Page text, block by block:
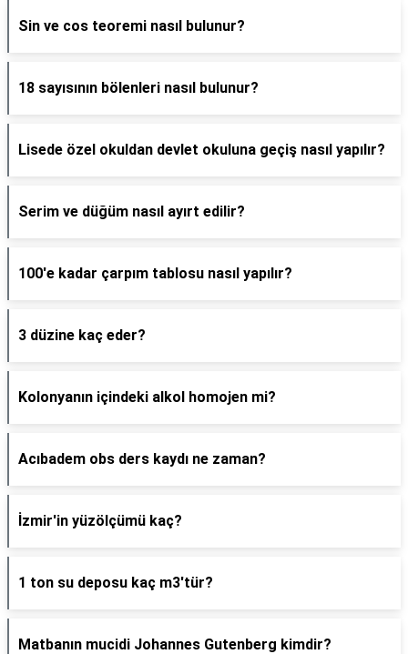
Sin ve cos teoremi nasıl bulunur?
18 sayısının bölenleri nasıl bulunur?
Lisede özel okuldan devlet okuluna geçiş nasıl yapılır?
Serim ve düğüm nasıl ayırt edilir?
100'e kadar çarpım tablosu nasıl yapılır?
3 düzine kaç eder?
Kolonyanın içindeki alkol homojen mi?
Acıbadem obs ders kaydı ne zaman?
İzmir'in yüzölçümü kaç?
1 ton su deposu kaç m3'tür?
Matbanın mucidi Johannes Gutenberg kimdir?